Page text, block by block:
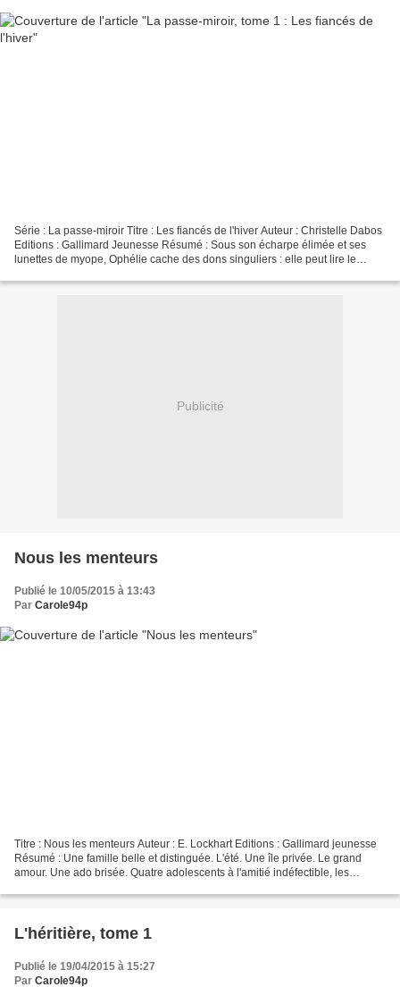
Série : La passe-miroir Titre : Les fiancés de l'hiver Auteur : Christelle Dabos
Editions : Gallimard Jeunesse Résumé : Sous son écharpe élimée et ses
lunettes de myope, Ophélie cache des dons singuliers : elle peut lire le
Publicité
Nous les menteurs
Publié le 10/05/2015 à 13:43
Par Carole94p
Titre : Nous les menteurs Auteur : E. Lockhart Editions : Gallimard jeunesse
Résumé : Une famille belle et distinguée. L'été. Une île privée. Le grand
amour. Une ado brisée. Quatre adolescents à l'amitié indéfectible, les
L'héritière, tome 1
Publié le 19/04/2015 à 15:27
Par Carole94p